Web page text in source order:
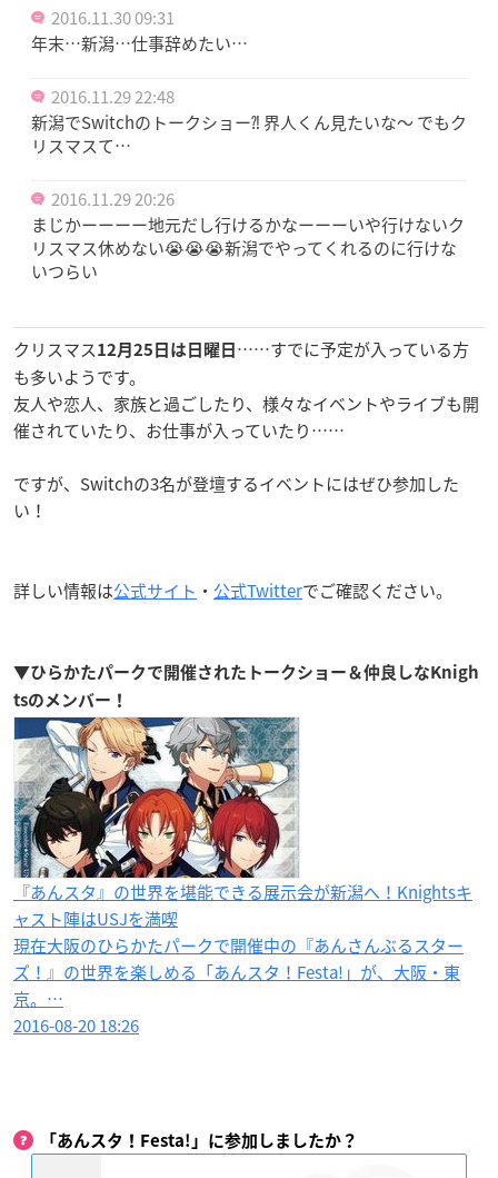
2016.11.30 09:31
年末…新潟…仕事辞めたい…
2016.11.29 22:48
新潟でSwitchのトークショー⁈ 界人くん見たいな〜 でもク
リスマスて…
2016.11.29 20:26
まじかーーーー地元だし行けるかなーーーいや行けないク
リスマス休めない😭😭😭新潟でやってくれるのに行けな
いつらい
クリスマス 12月25日は日曜日 ……すでに予定が入っている方
も多いようです。
友人や恋人、家族と過ごしたり、様々なイベントやライブも開
催されていたり、お仕事が入っていたり……
ですが、Switchの3名が登壇するイベントにはぜひ参加した
い！
詳しい情報は公式サイト ・ 公式Twitterでご確認ください。
▼ひらかたパークで開催されたトークショー＆仲良しなKnigh
tsのメンバー！
『あんスタ』の世界を堪能できる展示会が新潟へ！Knightsキ
ャスト陣はUSJを満喫
現在大阪のひらかたパークで開催中の『あんさんぶるスター
ズ！』の世界を楽しめる「あんスタ！Festa!」が、大阪・東
京。…
2016-08-20 18:26
「あんスタ！Festa!」に参加しましたか？